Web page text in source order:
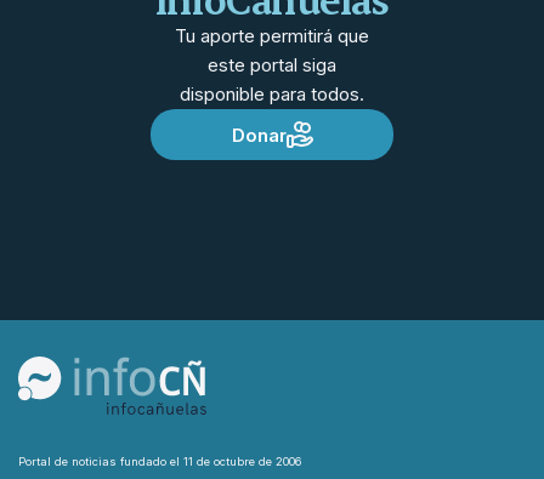
Tu aporte permitirá que
este portal siga
disponible para todos.
Donar
Portal de noticias fundado el 11 de octubre de 2006